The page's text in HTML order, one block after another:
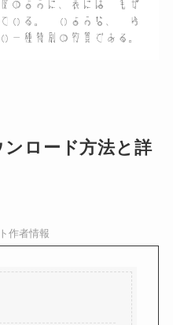
ロード方法と詳
作者情報